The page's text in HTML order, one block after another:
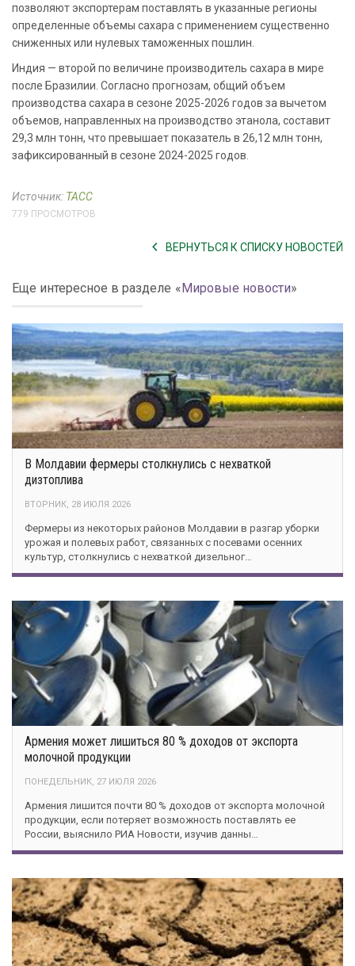
позволяют экспортерам поставлять в указанные регионы
определенные объемы сахара с применением существенно
сниженных или нулевых таможенных пошлин.
Индия — второй по величине производитель сахара в мире
после Бразилии. Согласно прогнозам, общий объем
производства сахара в сезоне 2025-2026 годов за вычетом
объемов, направленных на производство этанола, составит
29,3 млн тонн, что превышает показатель в 26,12 млн тонн,
зафиксированный в сезоне 2024-2025 годов.
Источник: ТАСС
779 ПРОСМОТРОВ
ВЕРНУТЬСЯ К СПИСКУ НОВОСТЕЙ
Еще интересное в разделе «Мировые новости»
В Молдавии фермеры столкнулись с нехваткой
дизтоплива
ВТОРНИК, 28 ИЮЛЯ 2026
Фермеры из некоторых районов Молдавии в разгар уборки
урожая и полевых работ, связанных с посевами осенних
культур, столкнулись с нехваткой дизельног…
Армения может лишиться 80 % доходов от экспорта
молочной продукции
ПОНЕДЕЛЬНИК, 27 ИЮЛЯ 2026
Армения лишится почти 80 % доходов от экспорта молочной
продукции, если потеряет возможность поставлять ее
России, выяснило РИА Новости, изучив данны…